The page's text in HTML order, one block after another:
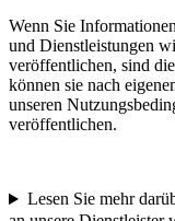
Wenn Sie
und Dienstleistungen
veröffentlichen, sind
können sie nach
unseren
veröffentlichen.
Lesen Sie mehr